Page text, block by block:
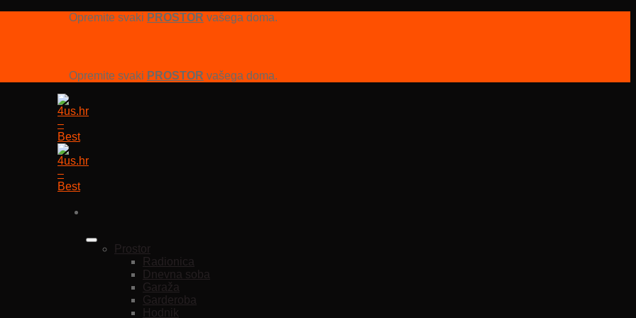
Opremite svaki PROSTOR vašega doma.
Opremite svaki PROSTOR vašega doma.
Prostor
Radionica
Dnevna soba
Garaža
Garderoba
Hodnik